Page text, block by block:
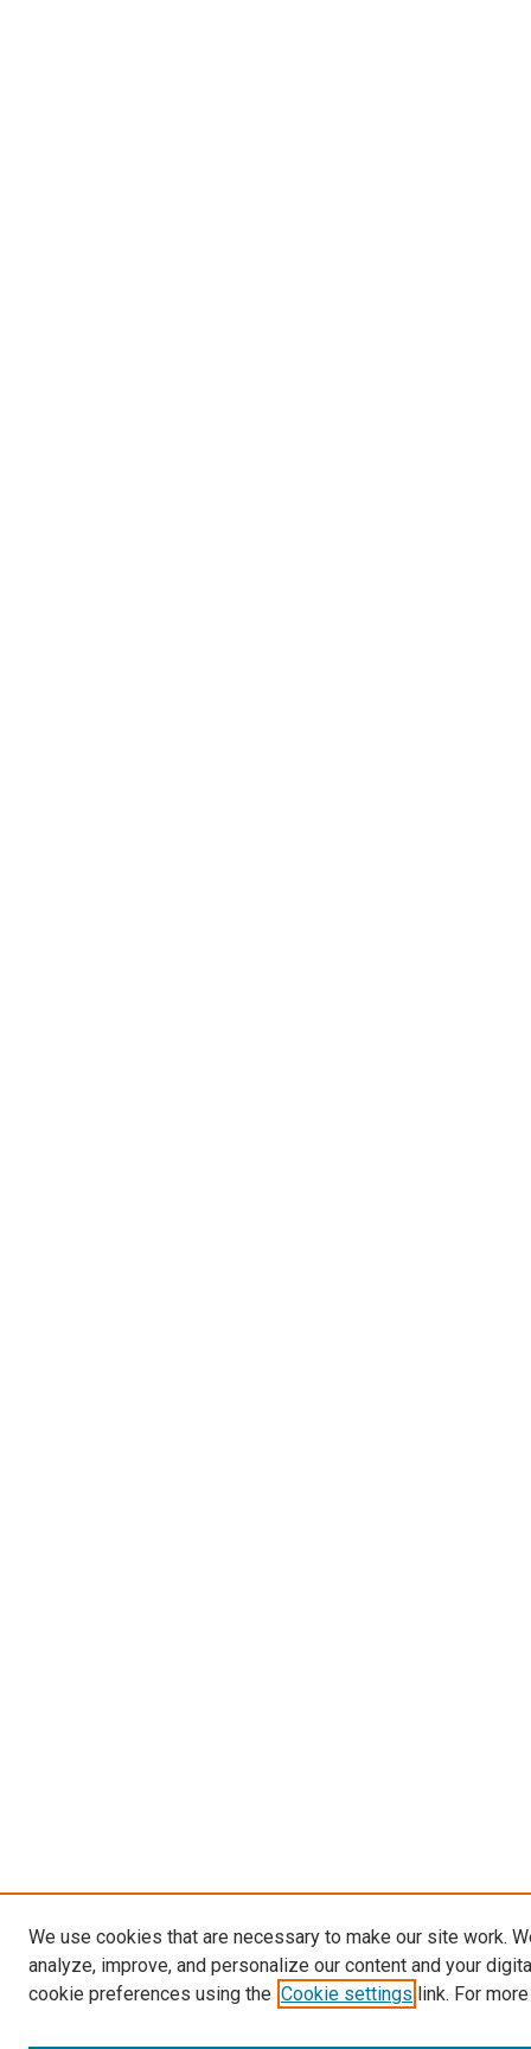
We use cookies that are necessary to make our site work.
analyze, improve, and personalize our content and your
cookie preferences using the Cookie settings link. For